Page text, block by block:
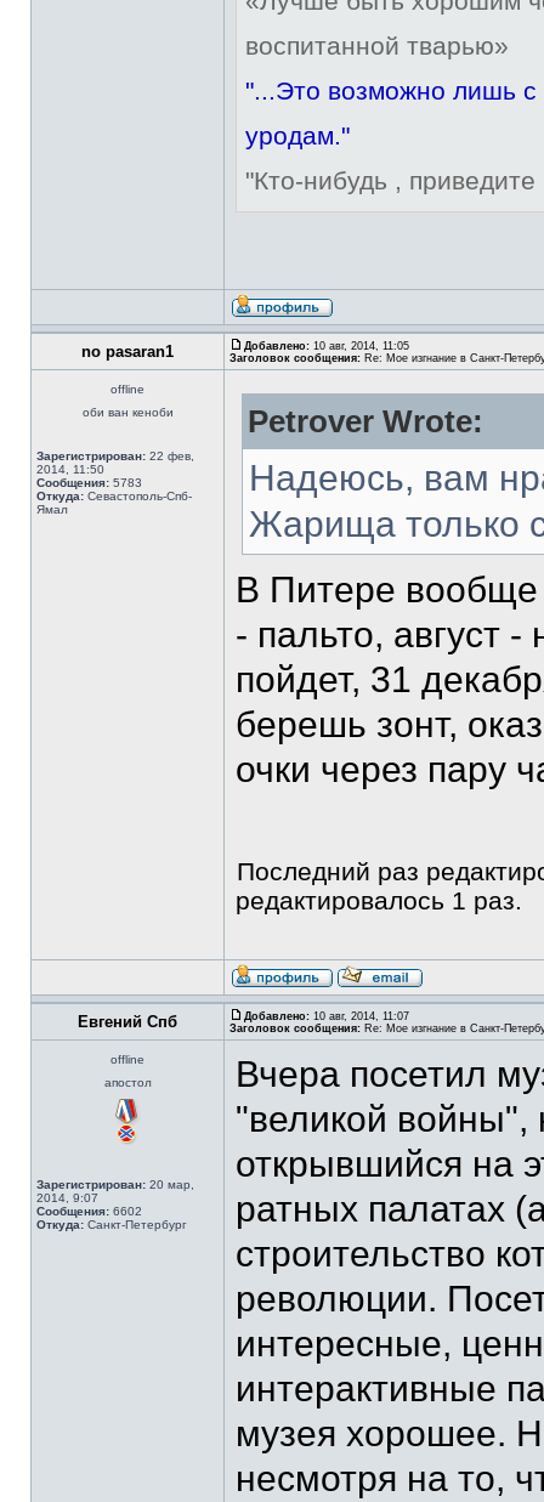
воспитанной тварью»
"...Это возможно лишь
уродам."
"Кто-нибудь , приведите
no pasaran1 Добавлено: 10 авг, 2014, 11:05
Заголовок сообщения: Re: Мое изгнание в Санкт-
offline
оби ван кеноби
Зарегистрирован: 22 фев,
2014, 11:50
Сообщения: 5783
Откуда: Севастополь-Спб-
Ямал
Petrover Wrote:
Надеюсь, вам
Жарища только
В Питере
- пальто, август -
пойдет, 31
берешь зонт,
очки через пару
Последний раз
редактировалось 1 раз.
Евгений Спб Добавлено: 10 авг, 2014, 11:07
Заголовок сообщения: Re: Мое изгнание в Санкт-
offline
апостол
Зарегистрирован: 20 мар,
2014, 9:07
Сообщения: 6602
Откуда: Санкт-Петербург
Вчера посетил
"великой войны",
открывшийся на
ратных палатах
строительство
революции.
интересные,
интерактивные
музея хорошее.
несмотря на то,